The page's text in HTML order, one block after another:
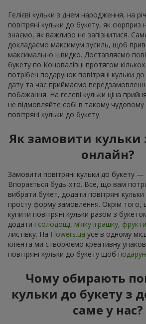
Гелієві кульки з днем народження, на
повітряні кульки до букету, як
знаємо, як важливо не запізнитися.
докладаємо максимум зусиль, щоб
максимально швидко. Доставляємо
букету по Коновалівці протягом
потрібен подарунок повітряні кульки
дату та час приймаємо
побажання. На гелеві кульки ціна
не відмовляйте собі в такому чудовому
повітряні кульки до букету.
Як замовити кульки
онлайн?
Замовити повітряні кульки до букету
Впорається будь-хто. Все, що вам
вибрати букет, додати повітряні кульки
просту форму замовлення. Окрім
купити повітряні кульки разом з
додати і солодощі, м’яку іграшку, фрукти
листівку. На Flowers.ua усе в одному
клієнта ми створюємо креативну
повітряні кульки до букету щоб
Чому обирають
кульки до букету з
саме у нас?